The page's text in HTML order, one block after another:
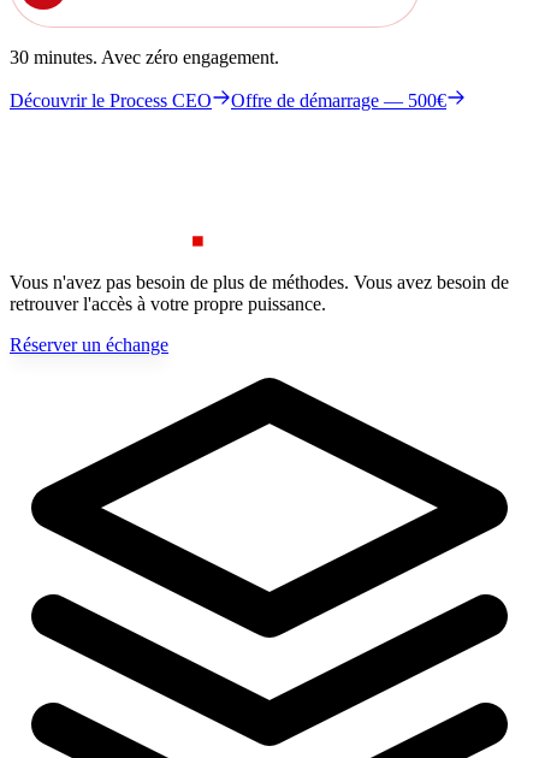
30 minutes. Avec zéro engagement.
Découvrir le Process CEO Offre de démarrage — 500€
Vous n'avez pas besoin de plus de méthodes. Vous avez besoin de
retrouver l'accès à votre propre puissance.
Réserver un échange